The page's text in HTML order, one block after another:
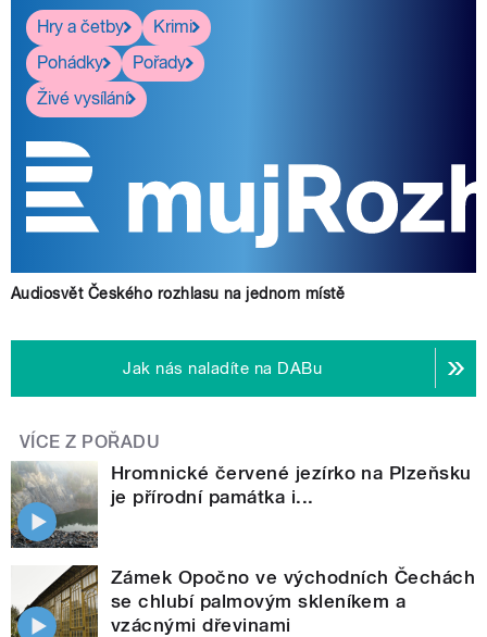
Hry a četby
Krimi
Pohádky
Pořady
Živé vysílání
Audiosvět Českého rozhlasu na jednom místě
Jak nás naladíte na DABu
VÍCE Z POŘADU
Hromnické červené jezírko na Plzeňsku
je přírodní památka i...
Zámek Opočno ve východních Čechách
se chlubí palmovým skleníkem a
vzácnými dřevinami